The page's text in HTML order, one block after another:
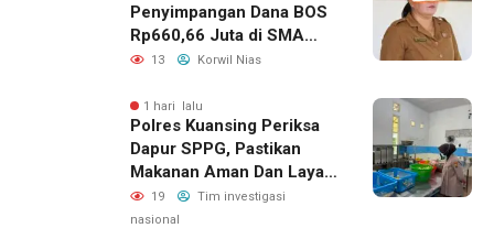
Penyimpangan Dana BOS
Rp660,66 Juta di SMA
Negeri 1 Pulau-Pulau
Belanja Bernilai Besar Jadi
Sorotan; LSM GEMPUR
Siapkan Laporan ke
Kejaksaan
13 Korwil Nias
1 hari lalu
Polres Kuansing Periksa
Dapur SPPG, Pastikan
Makanan Aman Dan Layak
Dikonsumsi
19
Tim investigasi
nasional